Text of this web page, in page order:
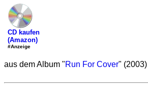
CD kaufen
(Amazon)
#Anzeige
aus dem Album "Run For Cover" (2003)